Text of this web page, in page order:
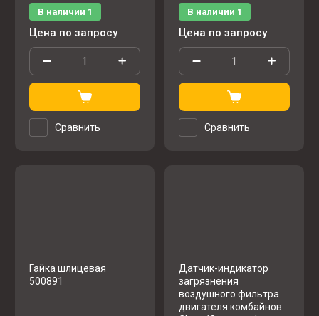
В наличии 1
Цена по запросу
Сравнить
В наличии 1
Цена по запросу
Сравнить
Гайка шлицевая
500891
Датчик-индикатор
загрязнения
воздушного фильтра
двигателя комбайнов